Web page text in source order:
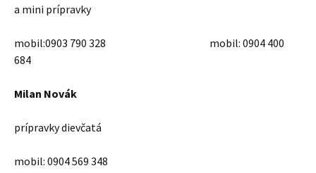
a mini prípravky
mobil:0903 790 328 mobil: 0904 400
684
Milan Novák
prípravky dievčatá
mobil: 0904 569 348